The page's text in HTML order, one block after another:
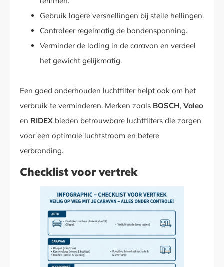
Gebruik lagere versnellingen bij steile hellingen.
Controleer regelmatig de bandenspanning.
Verminder de lading in de caravan en verdeel
het gewicht gelijkmatig.
Een goed onderhouden luchtfilter helpt ook om het
verbruik te verminderen. Merken zoals BOSCH, Valeo
en RIDEX bieden betrouwbare luchtfilters die zorgen
voor een optimale luchtstroom en betere
verbranding.
Checklist voor vertrek